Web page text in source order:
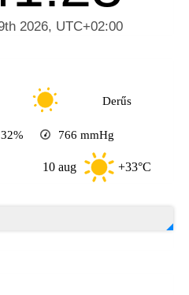
Derűs
32% 766 mmHg
10 aug +33°C